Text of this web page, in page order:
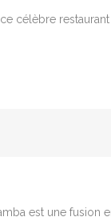
célèbre restaurant
est une fusion